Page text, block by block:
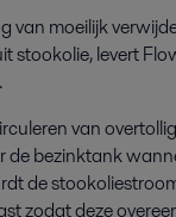
van moeilijk
stookolie, levert
van
de bezinktank
de
zodat deze